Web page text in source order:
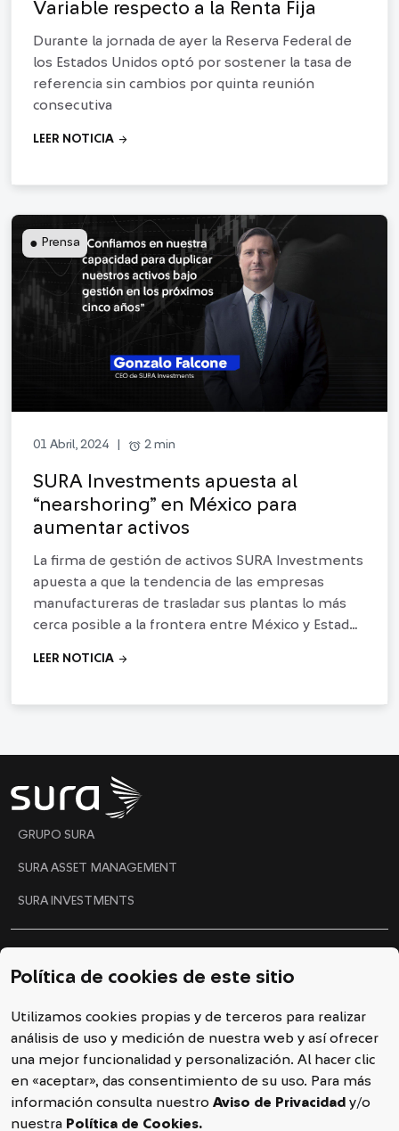
Variable respecto a la Renta Fija
Durante la jornada de ayer la Reserva Federal de
los Estados Unidos optó por sostener la tasa de
referencia sin cambios por quinta reunión
consecutiva
LEER NOTICIA arrow_forward
● Prensa
01 Abril, 2024 alarm 2 min
SURA Investments apuesta al
“nearshoring” en México para
aumentar activos
La firma de gestión de activos SURA Investments
apuesta a que la tendencia de las empresas
manufactureras de trasladar sus plantas lo más
cerca posible a la frontera entre México y Estados
nearshoring,
LEER NOTICIA arrow_forward
Política de cookies de este sitio
Utilizamos cookies propias y de terceros para realizar
análisis de uso y medición de nuestra web y así ofrecer
una mejor funcionalidad y personalización. Al hacer clic
en «aceptar», das consentimiento de su uso. Para más
información consulta nuestro Aviso de Privacidad y/o
nuestra Política de Cookies.
GRUPO SURA
SURA ASSET MANAGEMENT
SURA INVESTMENTS
Línea ética
Política de cookies
Declaración de privacidad